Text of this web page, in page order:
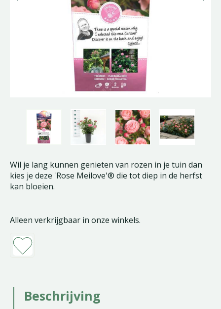
Wil je lang kunnen genieten van rozen in je tuin dan
kies je deze 'Rose Meilove'® die tot diep in de herfst
kan bloeien.
Alleen verkrijgbaar in onze winkels.
Beschrijving